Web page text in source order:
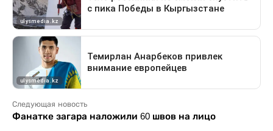
Следующая новость
Фанатке загара наложили 60 швов на лицо